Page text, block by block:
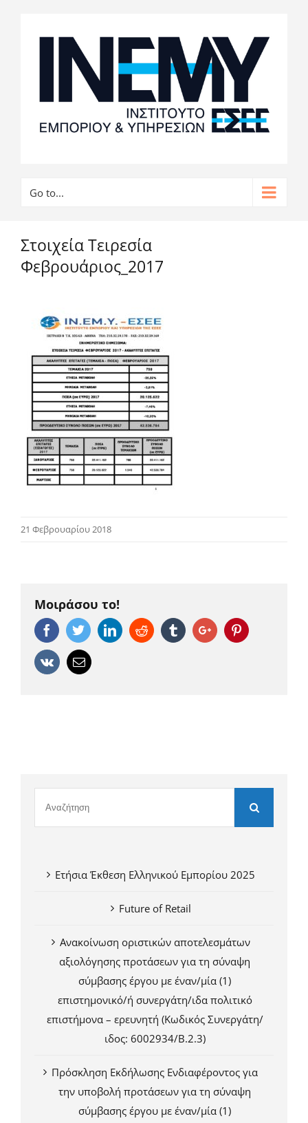
Go to...
Στοιχεία Τειρεσία
Φεβρουάριος_2017
21 Φεβρουαρίου 2018
Μοιράσου το!
FacebookTwitterLinkedinReddit TumblrGoogle+Pinterest
Vk Email
Ετήσια Έκθεση Ελληνικού Εμπορίου 2025
Future of Retail
Ανακοίνωση οριστικών αποτελεσμάτων
αξιολόγησης προτάσεων για τη σύναψη
σύμβασης έργου με έναν/μία (1)
επιστημονικό/ή συνεργάτη/ιδα πολιτικό
επιστήμονα – ερευνητή (Κωδικός Συνεργάτη/
ιδος: 6002934/Β.2.3)
Πρόσκληση Εκδήλωσης Ενδιαφέροντος για
την υποβολή προτάσεων για τη σύναψη
σύμβασης έργου με έναν/μία (1)